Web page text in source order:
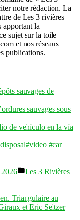
notre rédaction. La
de Les 3 rivières
apportant la
sujet sur la toile
et nos réseaux
publications.
sauvages de
sauvages sous
de vehículo en la vía
#car
2026
Publié
Les 3 Rivières
Triangulaire au
et Eric Seltzer